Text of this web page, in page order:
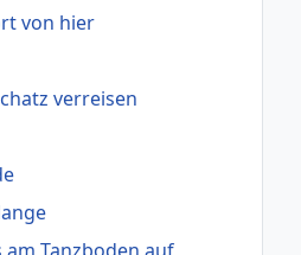
von hier
verreisen